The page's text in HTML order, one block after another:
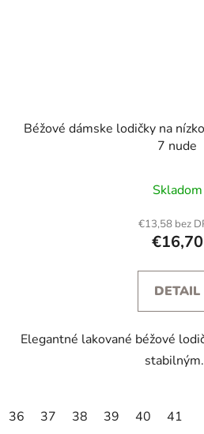
Béžové dámske lodičky na
7 nude
Skladom
€13,58 bez
€16,70
DETAIL
Elegantné lakované béžové
36 37 38 39 40 41